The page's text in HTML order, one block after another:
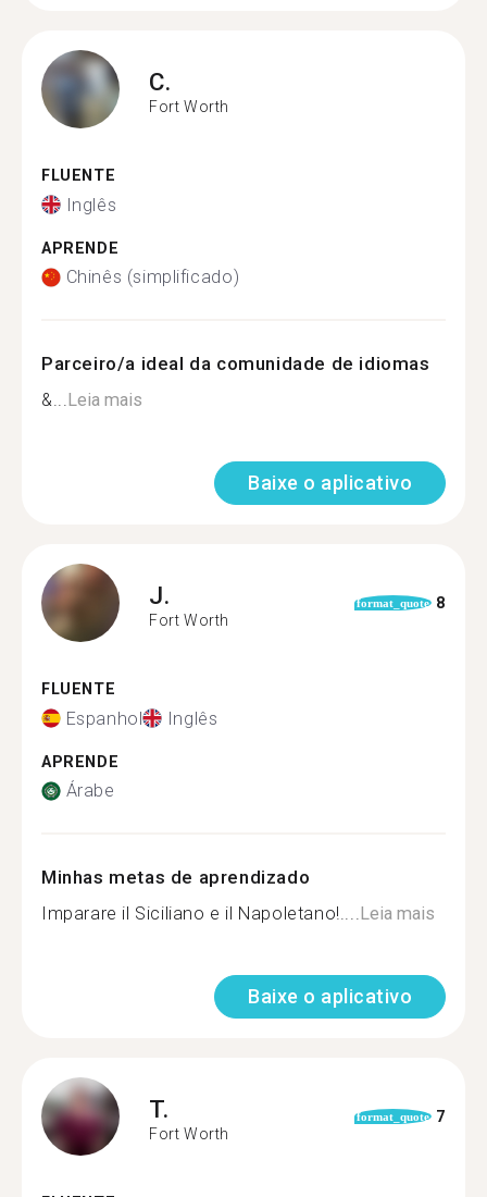
C.
Fort Worth
FLUENTE
Inglês
APRENDE
Chinês (simplificado)
Parceiro/a ideal da comunidade de idiomas
&...Leia mais
Baixe o aplicativo
J.
Fort Worth
format_quote 8
FLUENTE
Espanhol Inglês
APRENDE
Árabe
Minhas metas de aprendizado
Imparare il Siciliano e il Napoletano!....Leia mais
Baixe o aplicativo
T.
Fort Worth
format_quote 7